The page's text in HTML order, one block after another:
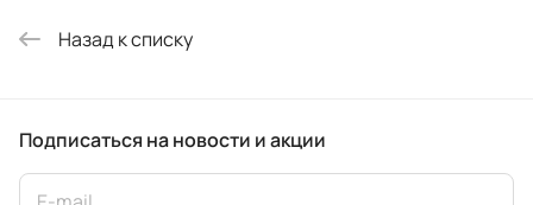
Назад к списку
Подписаться на новости и акции